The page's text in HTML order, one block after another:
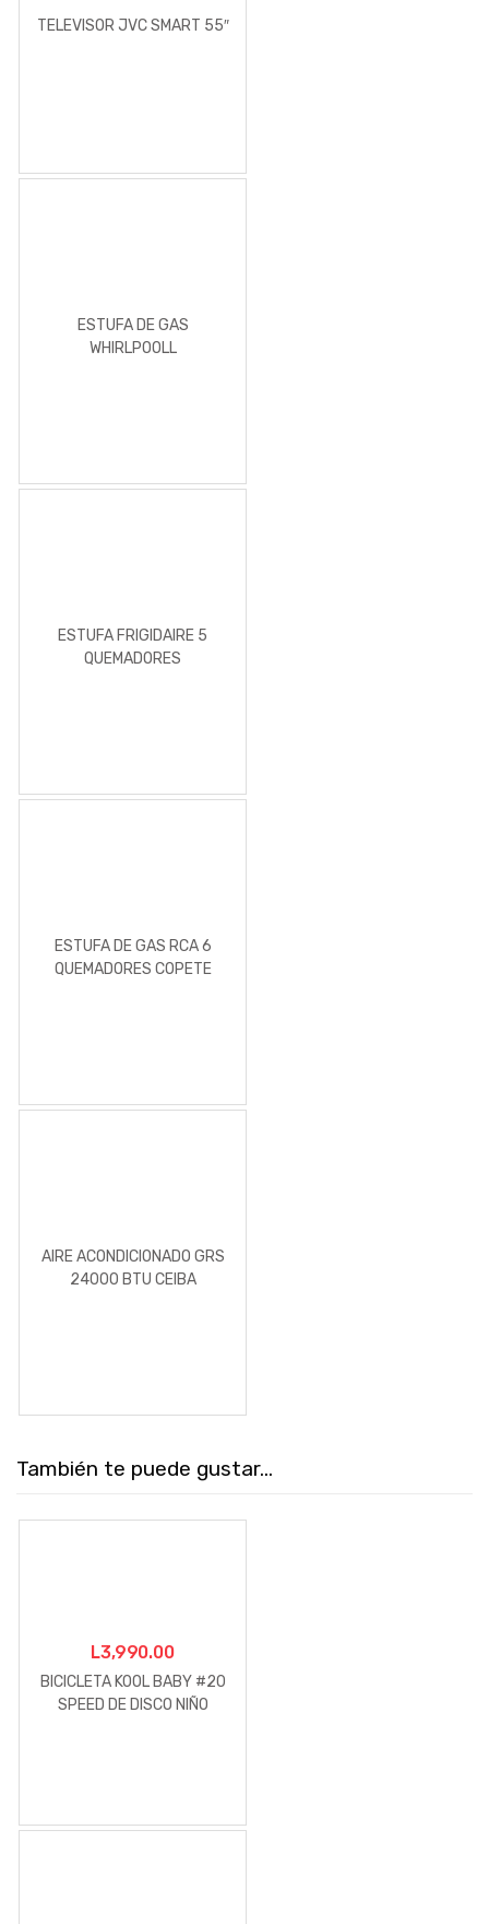
TELEVISOR JVC SMART 55″
ESTUFA DE GAS
WHIRLPOOLL
ESTUFA FRIGIDAIRE 5
QUEMADORES
ESTUFA DE GAS RCA 6
QUEMADORES COPETE
AIRE ACONDICIONADO GRS
24000 BTU CEIBA
También te puede gustar...
L3,990.00
BICICLETA KOOL BABY #20
SPEED DE DISCO NIÑO